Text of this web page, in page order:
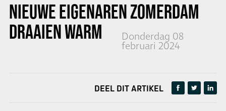
NIEUWE EIGENAREN ZOMERDAM
DRAAIEN WARM
Donderdag 08
februari 2024
DEEL DIT ARTIKEL